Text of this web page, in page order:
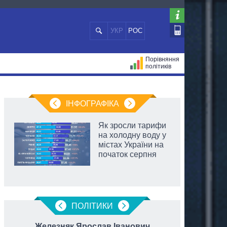
УКР РОС
Порівняння
політиків
ІНФОГРАФІКА
Як зросли тарифи
на холодну воду у
містах України на
початок серпня
ПОЛIТИКИ